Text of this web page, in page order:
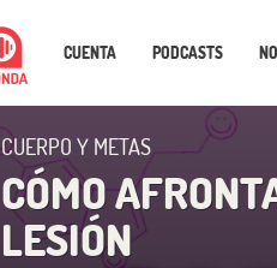
CUENTA PODCASTS
CUERPO Y METAS
CÓMO
LESIÓN